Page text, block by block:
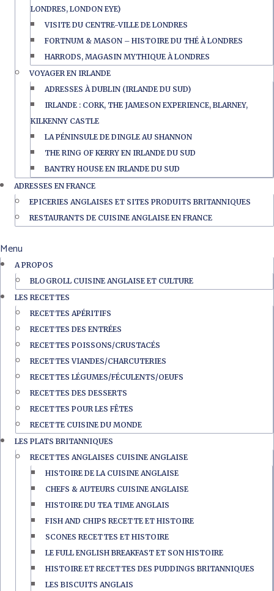
LONDRES, LONDON EYE)
VISITE DU CENTRE-VILLE DE LONDRES
FORTNUM & MASON – HISTOIRE DU THÉ À LONDRES
HARRODS, MAGASIN MYTHIQUE À LONDRES
VOYAGER EN IRLANDE
ADRESSES À DUBLIN (IRLANDE DU SUD)
IRLANDE : CORK, THE JAMESON EXPERIENCE, BLARNEY,
KILKENNY CASTLE
LA PÉNINSULE DE DINGLE AU SHANNON
THE RING OF KERRY EN IRLANDE DU SUD
BANTRY HOUSE EN IRLANDE DU SUD
ADRESSES EN FRANCE
EPICERIES ANGLAISES ET SITES PRODUITS BRITANNIQUES
RESTAURANTS DE CUISINE ANGLAISE EN FRANCE
Menu
A PROPOS
BLOGROLL CUISINE ANGLAISE ET CULTURE
LES RECETTES
RECETTES APÉRITIFS
RECETTES DES ENTRÉES
RECETTES POISSONS/CRUSTACÉS
RECETTES VIANDES/CHARCUTERIES
RECETTES LÉGUMES/FÉCULENTS/OEUFS
RECETTES DES DESSERTS
RECETTES POUR LES FÊTES
RECETTE CUISINE DU MONDE
LES PLATS BRITANNIQUES
RECETTES ANGLAISES CUISINE ANGLAISE
HISTOIRE DE LA CUISINE ANGLAISE
CHEFS & AUTEURS CUISINE ANGLAISE
HISTOIRE DU TEA TIME ANGLAIS
FISH AND CHIPS RECETTE ET HISTOIRE
SCONES RECETTES ET HISTOIRE
LE FULL ENGLISH BREAKFAST ET SON HISTOIRE
HISTOIRE ET RECETTES DES PUDDINGS BRITANNIQUES
LES BISCUITS ANGLAIS